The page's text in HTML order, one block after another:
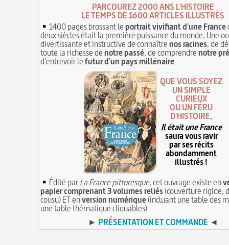
PARCOUREZ 2000 ANS L'HISTOIRE
LE TEMPS DE 1600 ARTICLES ILLUSTRÉS
1400 pages brossant leportrait vivifiant d'une France
deux siècles était la première puissance du monde. Une
divertissante et instructive de connaîtrenos racines, de
toute la richesse denotre passé, de comprendrenotre
d'entrevoir lefutur d'un pays millénaire
QUE VOUS SOYEZ
UN SIMPLE
CURIEUX
OU UN FÉRU
D'HISTOIRE,
Il était une France
saura vous ravir
par ses récits
abondamment
illustrés !
Édité parLa France pittoresque, cet ouvrage existe en
papier comprenant 3 volumes reliés(couverture rigide,
cousu) ET enversion numérique(incluant une table des
une table thématique cliquables)
► PRÉSENTATION ET COMMANDE ◄